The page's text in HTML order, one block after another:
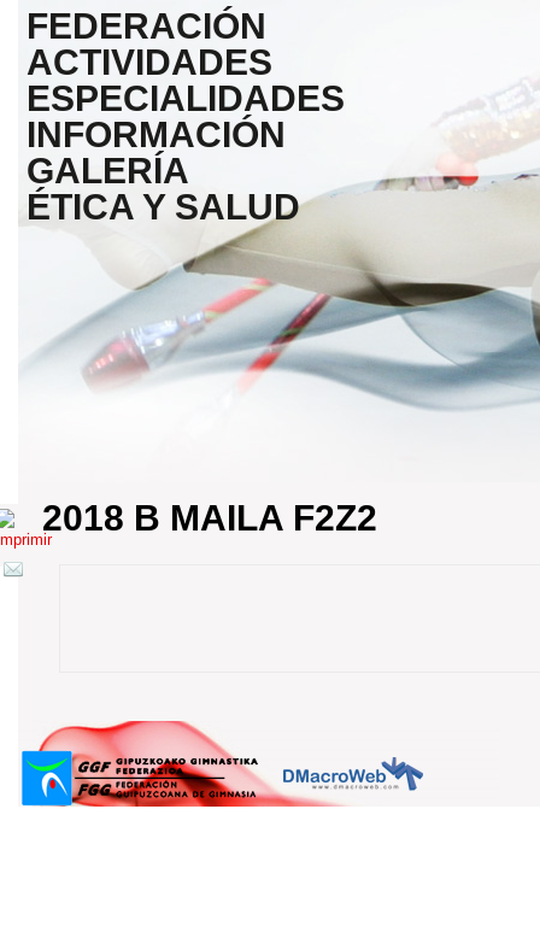
FEDERACIÓN
ACTIVIDADES
ESPECIALIDADES
INFORMACIÓN
GALERÍA
ÉTICA Y SALUD
2018 B MAILA F2Z2